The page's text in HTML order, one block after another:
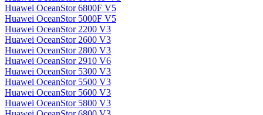
Huawei OceanStor 6800F V5
Huawei OceanStor 5000F V5
Huawei OceanStor 2200 V3
Huawei OceanStor 2600 V3
Huawei OceanStor 2800 V3
Huawei OceanStor 2910 V6
Huawei OceanStor 5300 V3
Huawei OceanStor 5500 V3
Huawei OceanStor 5600 V3
Huawei OceanStor 5800 V3